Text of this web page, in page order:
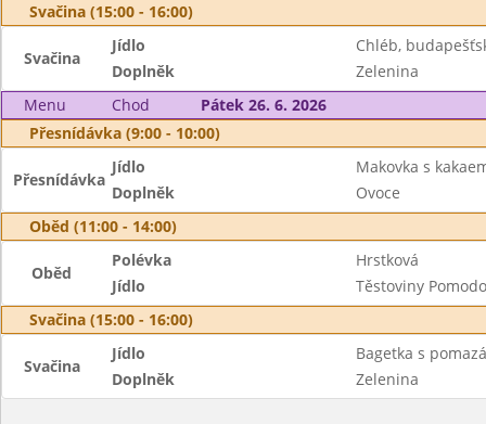
Svačina (15:00 - 16:00)
Svačina
Jídlo
Chléb,
Doplněk
Zelenina
Menu
Chod
Pátek 26. 6. 2026
Přesnídávka (9:00 - 10:00)
Přesnídávka
Jídlo
Makovka s
Doplněk
Ovoce
Oběd (11:00 - 14:00)
Oběd
Polévka
Hrstková
Jídlo
Těstoviny
Svačina (15:00 - 16:00)
Svačina
Jídlo
Bagetka s
Doplněk
Zelenina